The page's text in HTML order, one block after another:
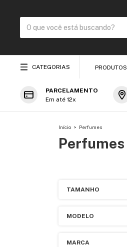
CATEGORIAS PRODUTOS
PARCELAMENTO
Em até 12x
Início > Perfumes
Perfumes
TAMANHO
MODELO
MARCA